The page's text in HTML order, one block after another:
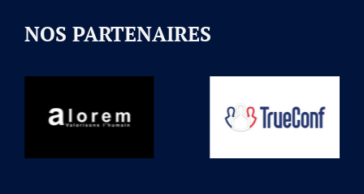
NOS PARTENAIRES